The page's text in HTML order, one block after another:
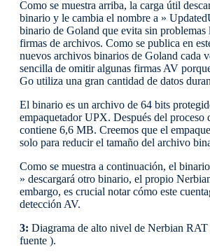
Como se muestra arriba, la carga útil
binario y le cambia el nombre a »
binario de Goland que evita sin problemas
firmas de archivos. Como se publica en
nuevos archivos binarios de Goland cada
sencilla de omitir algunas firmas AV
Go utiliza una gran cantidad de datos
El binario es un archivo de 64 bits
empaquetador UPX. Después del proceso
contiene 6,6 MB. Creemos que el
solo para reducir el tamaño del archivo
Como se muestra a continuación, el
» descargará otro binario, el propio
embargo, es crucial notar cómo este
detección AV.
3: Diagrama de alto nivel de Nerbian
fuente ).